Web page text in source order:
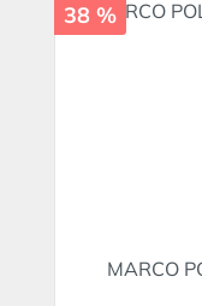
38 %
MARCO